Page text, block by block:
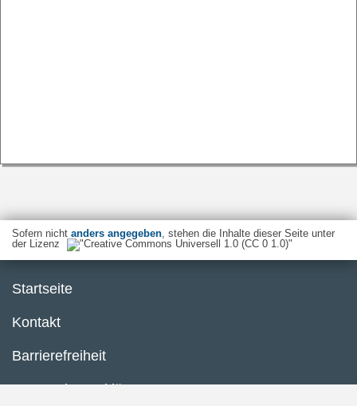
Sofern nicht anders angegeben, stehen die Inhalte dieser Seite unter
der Lizenz
Startseite
Kontakt
Barrierefreiheit
Datenschutzerklärung